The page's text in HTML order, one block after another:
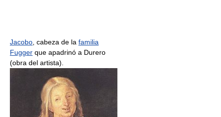
Jacobo , cabeza de la familia
Fugger que apadrinó a Durero
(obra del artista).